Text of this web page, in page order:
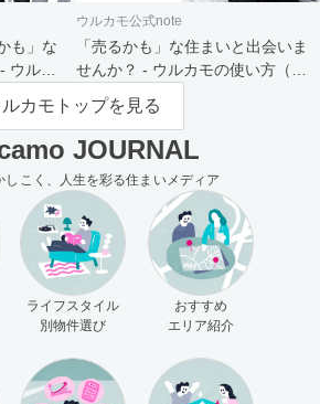
も」な
ルカ
ウルカモ公式note
「売るかも」な住まいと出会いま
せんか？ - ウルカモの使い方（買
主さま向け）
ルカモトップを見る
JOURNAL
しこく、人生を彩る住まいメディア
ライフスタイル
別物件選び
おすすめ
エリア紹介